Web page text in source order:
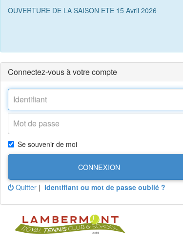
OUVERTURE DE LA SAISON ETE 15 Avril 2026
Connectez-vous à votre compte
Se souvenir de moi
CONNEXION
Quitter | Identifiant ou mot de passe oublié ?